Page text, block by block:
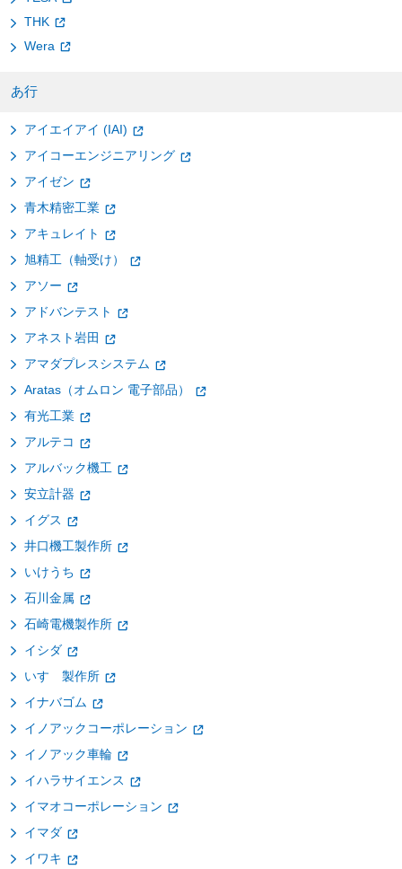
THK
Wera
あ行
アイエイアイ (IAI)
アイコーエンジニアリング
アイゼン
青木精密工業
アキュレイト
旭精工（軸受け）
アソー
アドバンテスト
アネスト岩田
アマダプレスシステム
Aratas（オムロン 電子部品）
有光工業
アルテコ
アルバック機工
安立計器
イグス
井口機工製作所
いけうち
石川金属
石崎電機製作所
イシダ
いすゞ製作所
イナバゴム
イノアックコーポレーション
イノアック車輪
イハラサイエンス
イマオコーポレーション
イマダ
イワキ